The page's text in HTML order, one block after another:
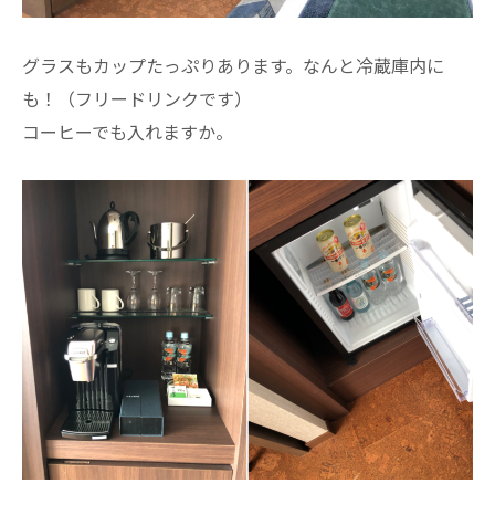
グラスもカップたっぷりあります。なんと冷蔵庫内に
も！（フリードリンクです）
コーヒーでも入れますか。